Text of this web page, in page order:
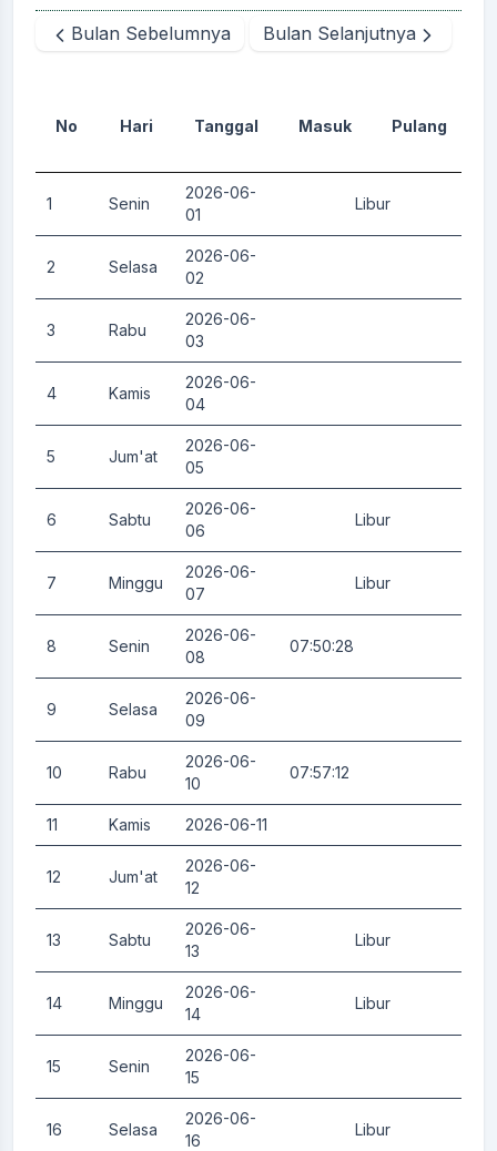
Bulan Sebelumnya Bulan Selanjutnya
No Hari Tanggal Masuk
Pulang
1 Senin
2026-06-
01
Libur
2 Selasa
2026-06-
02
3 Rabu
2026-06-
03
4 Kamis
2026-06-
04
5 Jum'at
2026-06-
05
6 Sabtu
2026-06-
06
Libur
7 Minggu
2026-06-
07
Libur
8 Senin
2026-06-
08
07:50:28
9 Selasa
2026-06-
09
10 Rabu
2026-06-
10
07:57:12
11 Kamis 2026-06-11
12 Jum'at
2026-06-
12
13 Sabtu
2026-06-
13
Libur
14 Minggu
2026-06-
14
Libur
15 Senin
2026-06-
15
16 Selasa
2026-06-
16
Libur